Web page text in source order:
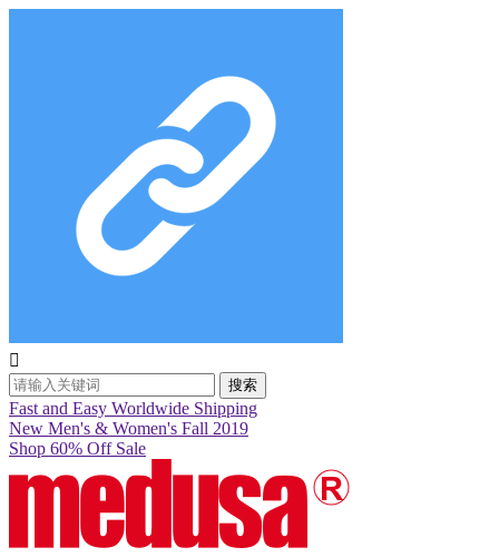

搜索
Fast and Easy Worldwide Shipping
New Men's & Women's Fall 2019
Shop 60% Off Sale